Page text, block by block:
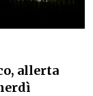
allerta